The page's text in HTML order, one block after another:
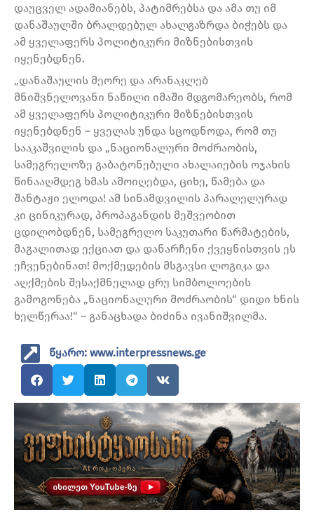
დაუცველ ადამიანებს, პატიმრებსა და ამა თუ იმ
დანაშაულში ბრალდებულ ახალგაზრდა ბიჭებს და
ამ ყველაფერს პოლიტიკური მიზნებისთვის
იყენებდნენ.
„დანაშაულის მეორე და არანაკლებ
მნიშვნელოვანი ნაწილი იმაში მდგომარეობს, რომ
ამ ყველაფერს პოლიტიკური მიზნებისთვის
იყენებდნენ – ყველას უნდა სცოდნოდა, რომ თუ
სააკაშვილის და „ნაციონალური მოძრაობის,
სამეგრელოზე გაბატონებული ახალაიების ოჯახის
წინააღმდეგ ხმას ამოიღებდა, ციხე, წამება და
შანტაჟი ელოდა! ამ სინამდვილის პარალელურად
კი ცინიკურად, პროპაგანდის მეშვეობით
ცდილობდნენ, სამეგრელო საკუთარი წარმატების,
მაგალითად ექციათ და დანარჩენი ქვეყნისთვის ეს
ეჩვენებინათ! მოქმედების მსგავსი ლოგიკა და
აღქმების შესაქმნელად ცრუ სიმბოლოების
გამოგონება „ნაციონალური მოძრაობის“ დიდი ხნის
ხელწერაა!“ – განაცხადა ბიძინა ივანიშვილმა.
წყარო: www.interpressnews.ge